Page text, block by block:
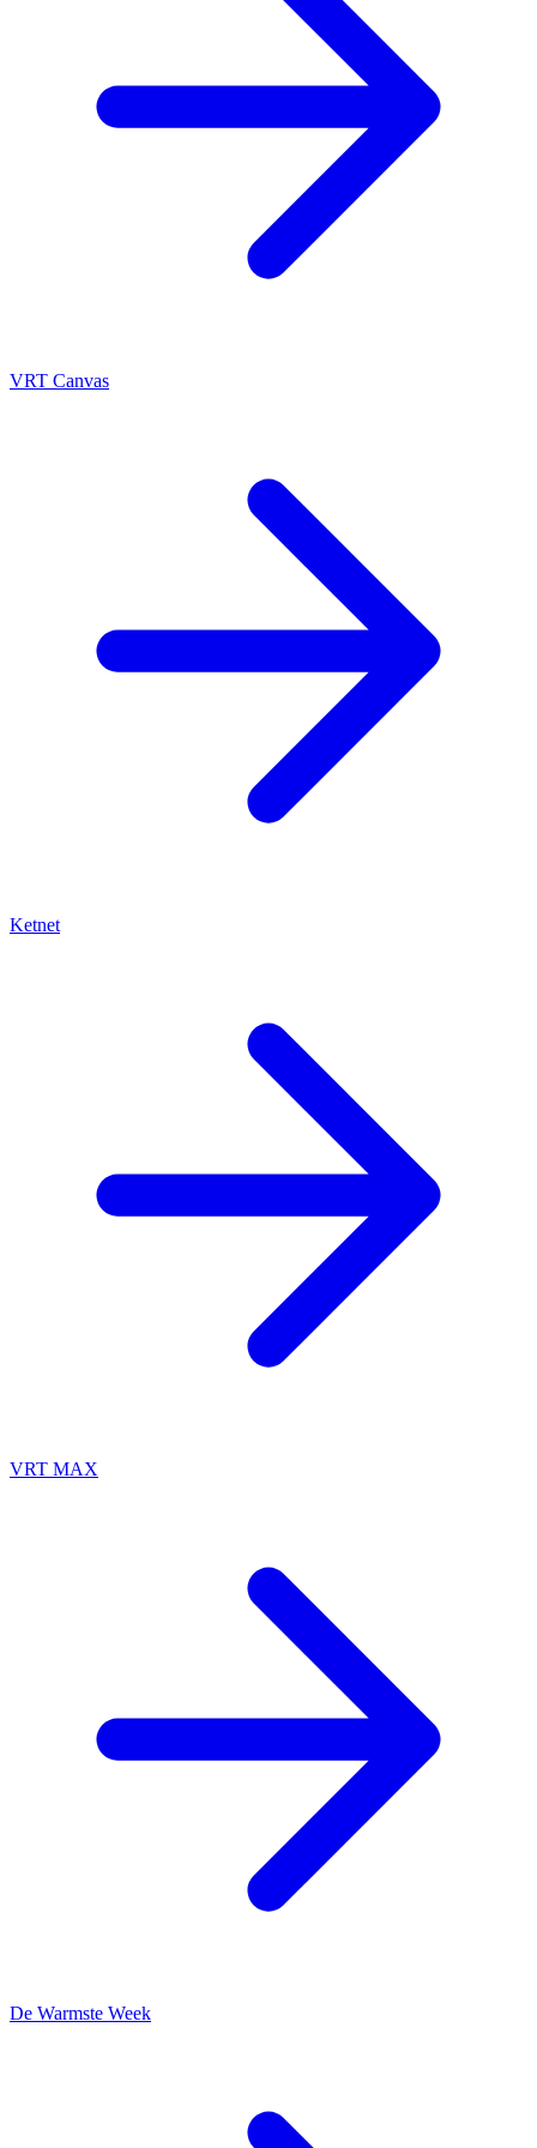
VRT Canvas
Ketnet
VRT MAX
De Warmste Week